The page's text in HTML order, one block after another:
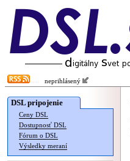
neprihlásený
DSL pripojenie
Ceny DSL
Dostupnosť DSL
Fórum o DSL
Výsledky meraní